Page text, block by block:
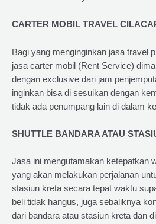
CARTER MOBIL TRAVEL
Bagi yang menginginkan jasa travel
jasa carter mobil (Rent Service)
dengan exclusive dari jam
inginkan bisa di sesuikan dengan
tidak ada penumpang lain di dalam
SHUTTLE BANDARA ATAU
Jasa ini mengutamakan ketepatkan
yang akan melakukan perjalanan
stasiun kreta secara tepat waktu
beli tidak hangus, juga sebaliknya
dari bandara atau stasiun kreta dan